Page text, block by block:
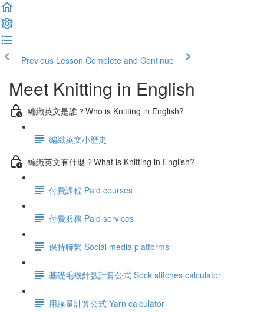
Previous Lesson Complete and Continue
Meet Knitting in English
編織英文是誰？Who is Knitting in English?
編織英文小歷史
編織英文有什麼？What is Knitting in English?
付費課程 Paid courses
付費服務 Paid services
保持聯繫 Social media platforms
基礎毛襪針數計算公式 Sock stitches calculator
用線量計算公式 Yarn calculator